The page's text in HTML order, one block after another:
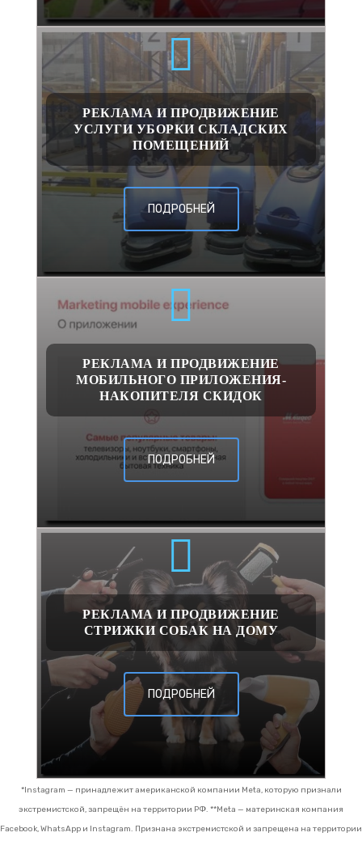
РЕКЛАМА И ПРОДВИЖЕНИЕ
УСЛУГИ УБОРКИ СКЛАДСКИХ
ПОМЕЩЕНИЙ
ПОДРОБНЕЙ
РЕКЛАМА И ПРОДВИЖЕНИЕ
МОБИЛЬНОГО ПРИЛОЖЕНИЯ-
НАКОПИТЕЛЯ СКИДОК
ПОДРОБНЕЙ
РЕКЛАМА И ПРОДВИЖЕНИЕ
СТРИЖКИ СОБАК НА ДОМУ
ПОДРОБНЕЙ
*Instagram — принадлежит американской компании Meta, которую признали
экстремистской, запрещён на территории РФ. **Meta — материнская компания
Facebook, WhatsApp и Instagram. Признана экстремистской и запрещена на территории